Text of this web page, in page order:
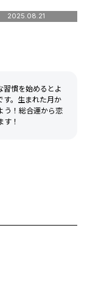
2025.08.21
慣を始めるとよ
。生まれた月か
う！総合運から恋
！